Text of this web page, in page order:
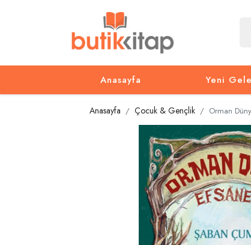
Anasayfa Yeni
Anasayfa Çocuk & Gençlik Orman